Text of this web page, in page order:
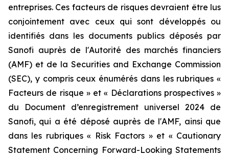
entreprises. Ces facteurs de risques devraient être lus
conjointement avec ceux qui sont développés ou
identifiés dans les documents publics déposés par
Sanofi auprès de l'Autorité des marchés financiers
(AMF) et de la Securities and Exchange Commission
(SEC), y compris ceux énumérés dans les rubriques «
Facteurs de risque » et « Déclarations prospectives »
du Document d’enregistrement universel 2024 de
Sanofi, qui a été déposé auprès de l'AMF, ainsi que
dans les rubriques « Risk Factors » et « Cautionary
Statement Concerning Forward-Looking Statements